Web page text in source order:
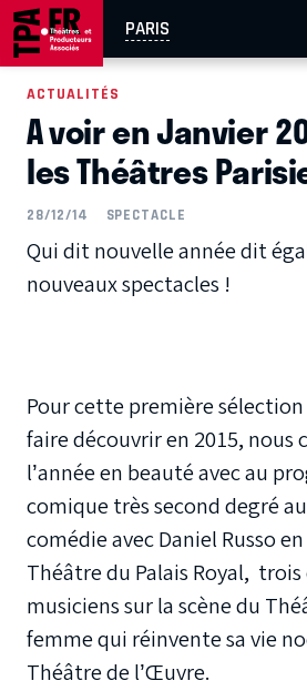
PARIS
AIX-MARSEILLE
EN TOURNÉE
ACTUALITÉS
A voir en Janvier
les Théâtres
28/12/14 SPECTACLE
Qui dit nouvelle année dit
nouveaux spectacles !
Pour cette première sélection
faire découvrir en 2015, nous
l’année en beauté avec au
comique très second degré
comédie avec Daniel Russo
Théâtre du Palais Royal,
musiciens sur la scène du
femme qui réinvente sa vie
Théâtre de l’Œuvre.